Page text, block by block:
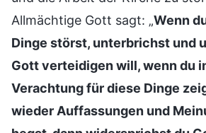
Allmächtige Gott sagt: „Wenn
Dinge störst, unterbrichst und
Gott verteidigen will, wenn du
Verachtung für diese Dinge
wieder Auffassungen und